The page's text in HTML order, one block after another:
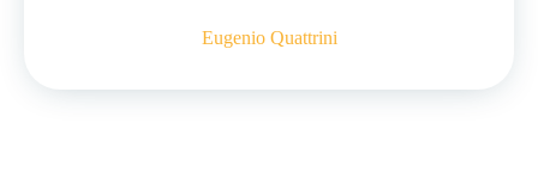
Eugenio Quattrini